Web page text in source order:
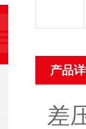
产品
差